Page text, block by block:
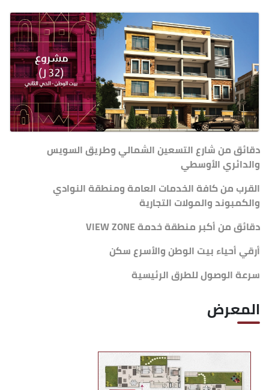
دقائق من شارع التسعين الشمالي وطريق السويس
والدائري الأوسطي
القرب من كافة الخدمات العامة ومنطقة النوادي
والكمبوند والمولات التجارية
دقائق من أكبر منطقة خدمة VIEW ZONE
أرقي أحياء بيت الوطن والأسرع سكن
سرعة الوصول للطرق الرئيسية
المعرض